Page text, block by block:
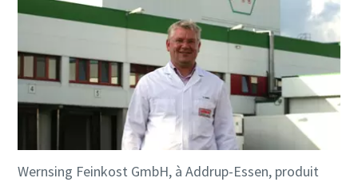
Wernsing Feinkost GmbH, à Addrup-Essen, produit